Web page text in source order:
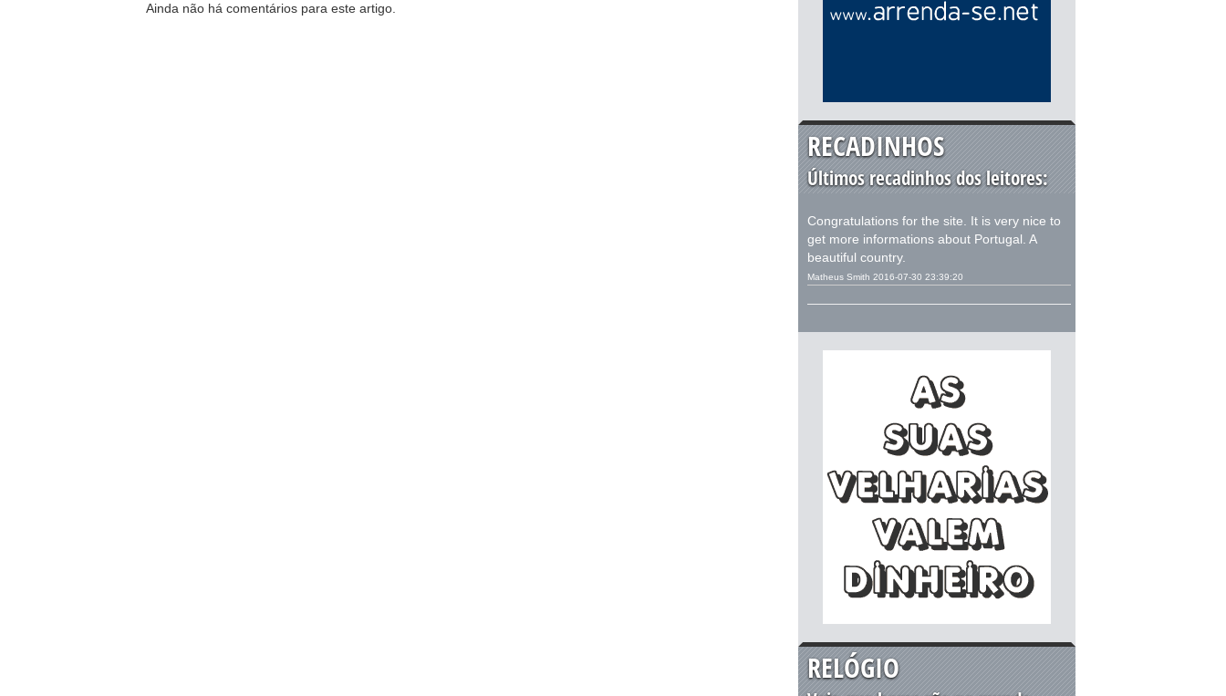
Ainda não há comentários para este artigo.
RECADINHOS
Últimos recadinhos dos leitores:
Congratulations for the site. It is very nice to
get more informations about Portugal. A
beautiful country.
Matheus Smith 2016-07-30 23:39:20
RELÓGIO